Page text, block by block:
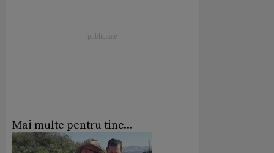
Mai multe pentru tine...